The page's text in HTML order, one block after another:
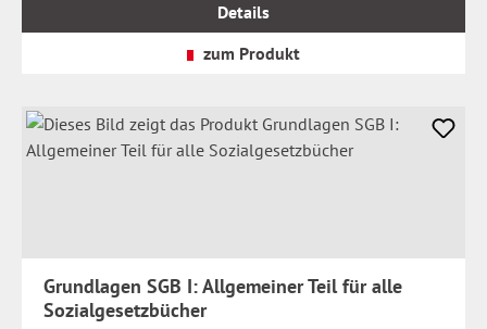
Details
zum Produkt
Grundlagen SGB I: Allgemeiner Teil für alle
Sozialgesetzbücher